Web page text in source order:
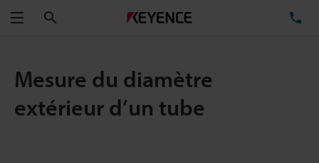
Menu
Mesure du diamètre
extérieur d’un tube